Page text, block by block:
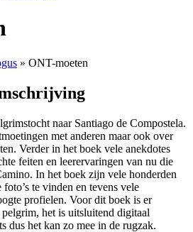
» ONT-moeten
naar Santiago de Compostela.
met anderen maar ook over
Verder in het boek vele anekdotes
feiten en leerervaringen van nu die
In het boek zijn vele honderden
te vinden en tevens vele
profielen. Voor dit boek is er
het is uitsluitend digitaal
dus het kan zo mee in de rugzak.